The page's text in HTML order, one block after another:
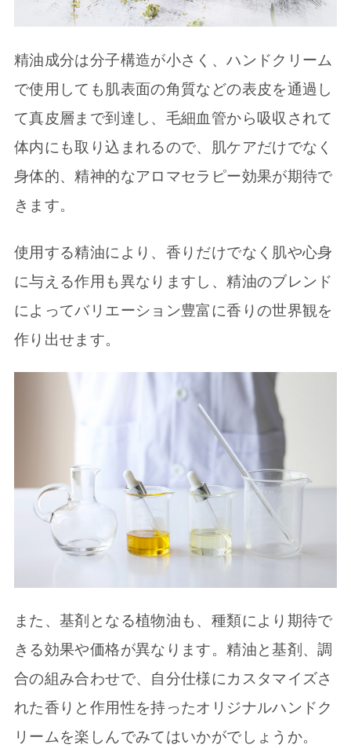
精油成分は分子構造が小さく、ハンドクリーム
で使用しても肌表面の角質などの表皮を通過し
て真皮層まで到達し、毛細血管から吸収されて
体内にも取り込まれるので、肌ケアだけでなく
身体的、精神的なアロマセラピー効果が期待で
きます。
使用する精油により、香りだけでなく肌や心身
に与える作用も異なりますし、精油のブレンド
によってバリエーション豊富に香りの世界観を
作り出せます。
また、基剤となる植物油も、種類により期待で
きる効果や価格が異なります。精油と基剤、調
合の組み合わせで、自分仕様にカスタマイズさ
れた香りと作用性を持ったオリジナルハンドク
リームを楽しんでみてはいかがでしょうか。